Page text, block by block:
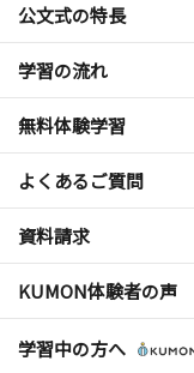
公文式の特長
学習の流れ
無料体験学習
よくあるご質問
資料請求
KUMON体験者の声
学習中の方へ